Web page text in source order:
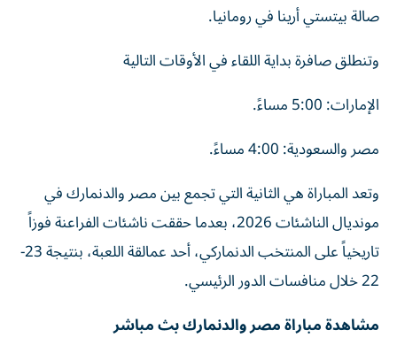
صالة بيتستي أرينا في رومانيا.
وتنطلق صافرة بداية اللقاء في الأوقات التالية
الإمارات: 5:00 مساءً.
مصر والسعودية: 4:00 مساءً.
وتعد المباراة هي الثانية التي تجمع بين مصر والدنمارك في
مونديال الناشئات 2026، بعدما حققت ناشئات الفراعنة فوزاً
تاريخياً على المنتخب الدنماركي، أحد عمالقة اللعبة، بنتيجة 23-
22 خلال منافسات الدور الرئيسي.
مشاهدة مباراة مصر والدنمارك بث مباشر